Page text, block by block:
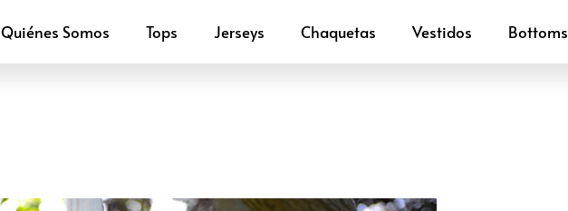
Quiénes Somos Tops Jerseys Chaquetas Vestidos Bottoms